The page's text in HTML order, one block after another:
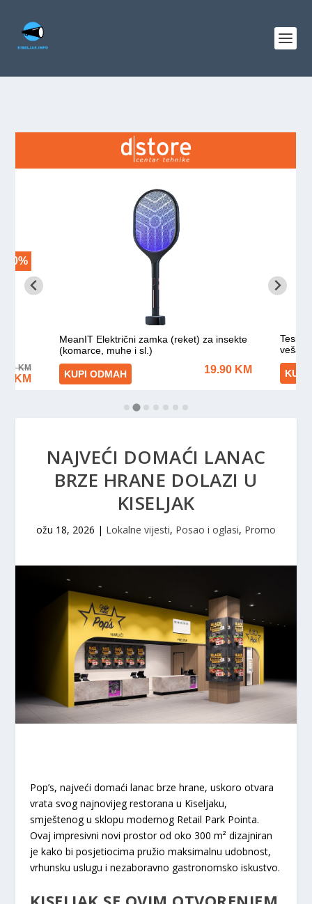
NAJVEĆI DOMAĆI LANAC
BRZE HRANE DOLAZI U
KISELJAK
ožu 18, 2026 | Lokalne vijesti, Posao i oglasi, Promo
Pop’s, najveći domaći lanac brze hrane, uskoro otvara
vrata svog najnovijeg restorana u Kiseljaku,
smještenog u sklopu modernog Retail Park Pointa.
Ovaj impresivni novi prostor od oko 300 m² dizajniran
je kako bi posjetiocima pružio maksimalnu udobnost,
vrhunsku uslugu i nezaboravno gastronomsko iskustvo.